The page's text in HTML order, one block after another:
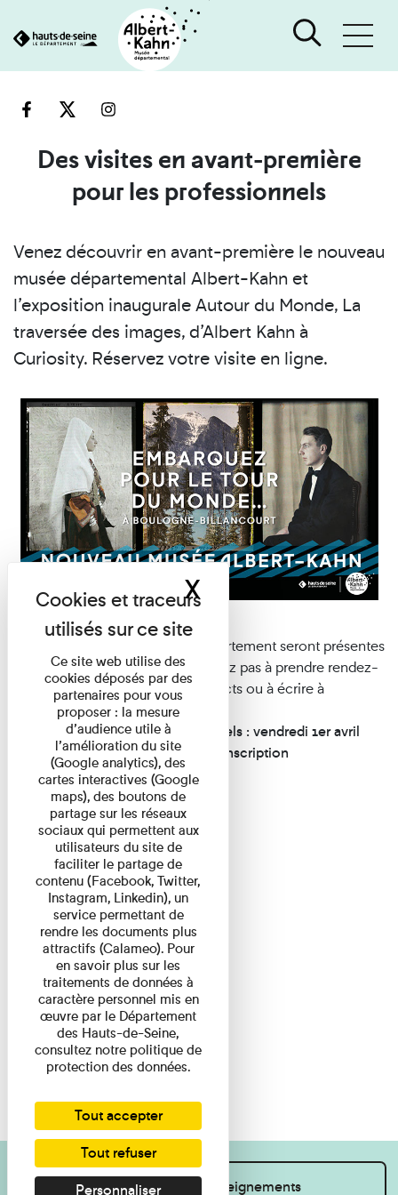
au
Des visites en avant-première
pour les professionnels
Venez découvrir en avant-première le nouveau
musée départemental Albert-Kahn et
l’exposition inaugurale Autour du Monde, La
traversée des images, d’Albert Kahn à
Curiosity. Réservez votre visite en ligne.
Les équipes du musée et du Département seront présentes
pour échanger avec vous, n’hésitez pas à prendre rendez-
vous directement avec vos contacts ou à écrire à
culture@hauts-de-seine.fr
Inauguration pour les professionnels : vendredi 1er avril
2022 de 10h à 18h, visite libre sur inscription
Les inscriptions sont closes.
Je souhaite des renseignements
Cookies et traceurs utilisés sur ce site
Ce site web utilise des
cookies déposés par des
partenaires pour vous
proposer : la mesure
d’audience utile à
l’amélioration du site
(Google analytics), des
cartes interactives (Google
maps), des boutons de
partage sur les réseaux
sociaux qui permettent aux
utilisateurs du site de
faciliter le partage de
contenu (Facebook, Twitter,
Instagram, Linkedin), un
service permettant de
rendre les documents plus
attractifs (Calameo). Pour
en savoir plus sur les
traitements de données à
caractère personnel mis en
œuvre par le Département
des Hauts-de-Seine,
consultez notre politique de
protection des données.
Tout accepter
Tout refuser
Personnaliser
XMasquer le